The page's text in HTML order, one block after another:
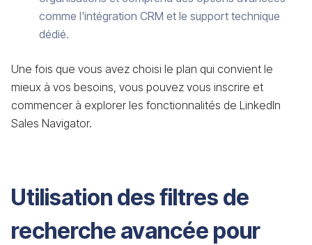
comme l'intégration CRM et le support technique
dédié.
Une fois que vous avez choisi le plan qui convient le
mieux à vos besoins, vous pouvez vous inscrire et
commencer à explorer les fonctionnalités de LinkedIn
Sales Navigator.
Utilisation des filtres de
recherche avancée pour